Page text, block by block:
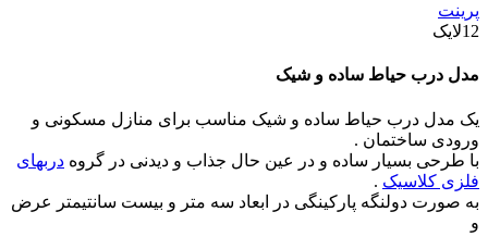
پرینت
12لایک
مدل درب حیاط ساده و شیک
یک مدل درب حیاط ساده و شیک مناسب برای منازل مسکونی و
ورودی ساختمان .
با طرحی بسیار ساده و در عین حال جذاب و دیدنی در گروه دربهای
فلزی کلاسیک .
به صورت دولنگه پارکینگی در ابعاد سه متر و بیست سانتیمتر عرض
و